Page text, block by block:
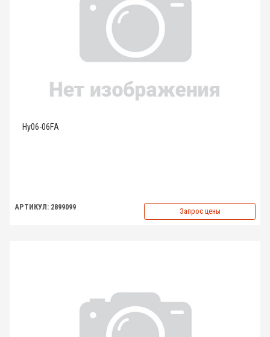
Hy06-06FA
АРТИКУЛ: 2899099 Запрос цены